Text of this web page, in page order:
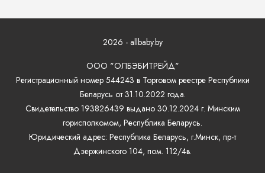
2026 - allbaby.by
ООО "ОЛБЭБИТРЕЙД"
Регистрационный номер 544243 в Торговом реестре Республики
Беларусь от 31.10.2022 года.
Свидетельство 193826439 выдано 30.12.2024 г. Минским
горисполкомом, Республика Беларусь.
Юридический адрес: Республика Беларусь, г.Минск, пр-т
Дзержинского 104, пом. 112/4в.